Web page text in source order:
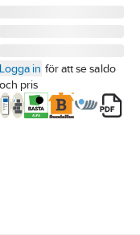
Logga in för att se saldo
och pris